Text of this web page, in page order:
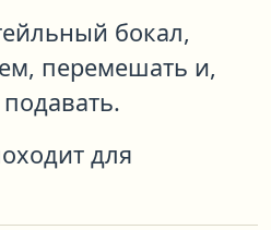
бокал,
перемешать и,
для